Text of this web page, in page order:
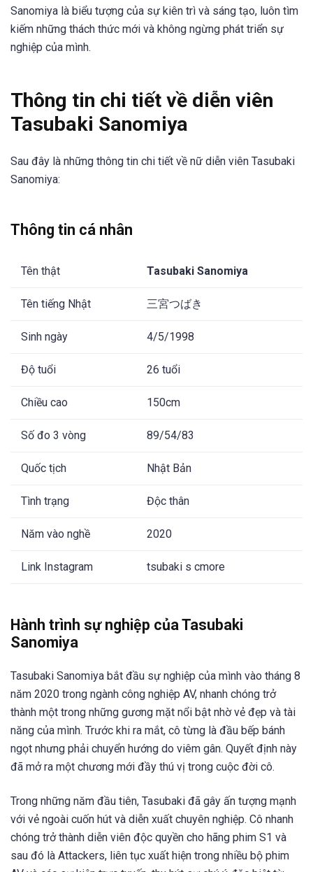
Sanomiya là biểu tượng của sự kiên trì và sáng tạo, luôn tìm
kiếm những thách thức mới và không ngừng phát triển sự
nghiệp của mình.
Thông tin chi tiết về diễn viên
Tasubaki Sanomiya
Sau đây là những thông tin chi tiết về nữ diễn viên Tasubaki
Sanomiya:
Thông tin cá nhân
Tên thật Tasubaki Sanomiya
Tên tiếng Nhật 三宮つばき
Sinh ngày 4/5/1998
Độ tuổi 26 tuổi
Chiều cao 150cm
Số đo 3 vòng 89/54/83
Quốc tịch Nhật Bản
Tình trạng Độc thân
Năm vào nghề 2020
Link Instagram tsubaki s cmore
Hành trình sự nghiệp của Tasubaki
Sanomiya
Tasubaki Sanomiya bắt đầu sự nghiệp của mình vào tháng 8
năm 2020 trong ngành công nghiệp AV, nhanh chóng trở
thành một trong những gương mặt nổi bật nhờ vẻ đẹp và tài
năng của mình. Trước khi ra mắt, cô từng là đầu bếp bánh
ngọt nhưng phải chuyển hướng do viêm gân. Quyết định này
đã mở ra một chương mới đầy thú vị trong cuộc đời cô.
Trong những năm đầu tiên, Tasubaki đã gây ấn tượng mạnh
với vẻ ngoài cuốn hút và diễn xuất chuyên nghiệp. Cô nhanh
chóng trở thành diễn viên độc quyền cho hãng phim S1 và
sau đó là Attackers, liên tục xuất hiện trong nhiều bộ phim